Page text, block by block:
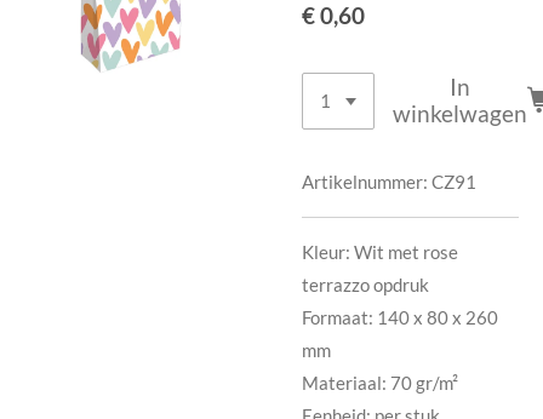
€ 0,60
In
winkelwagen
Artikelnummer: CZ91
Kleur: Wit met rose
terrazzo opdruk
Formaat: 140 x 80 x 260
mm
Materiaal: 70 gr/m²